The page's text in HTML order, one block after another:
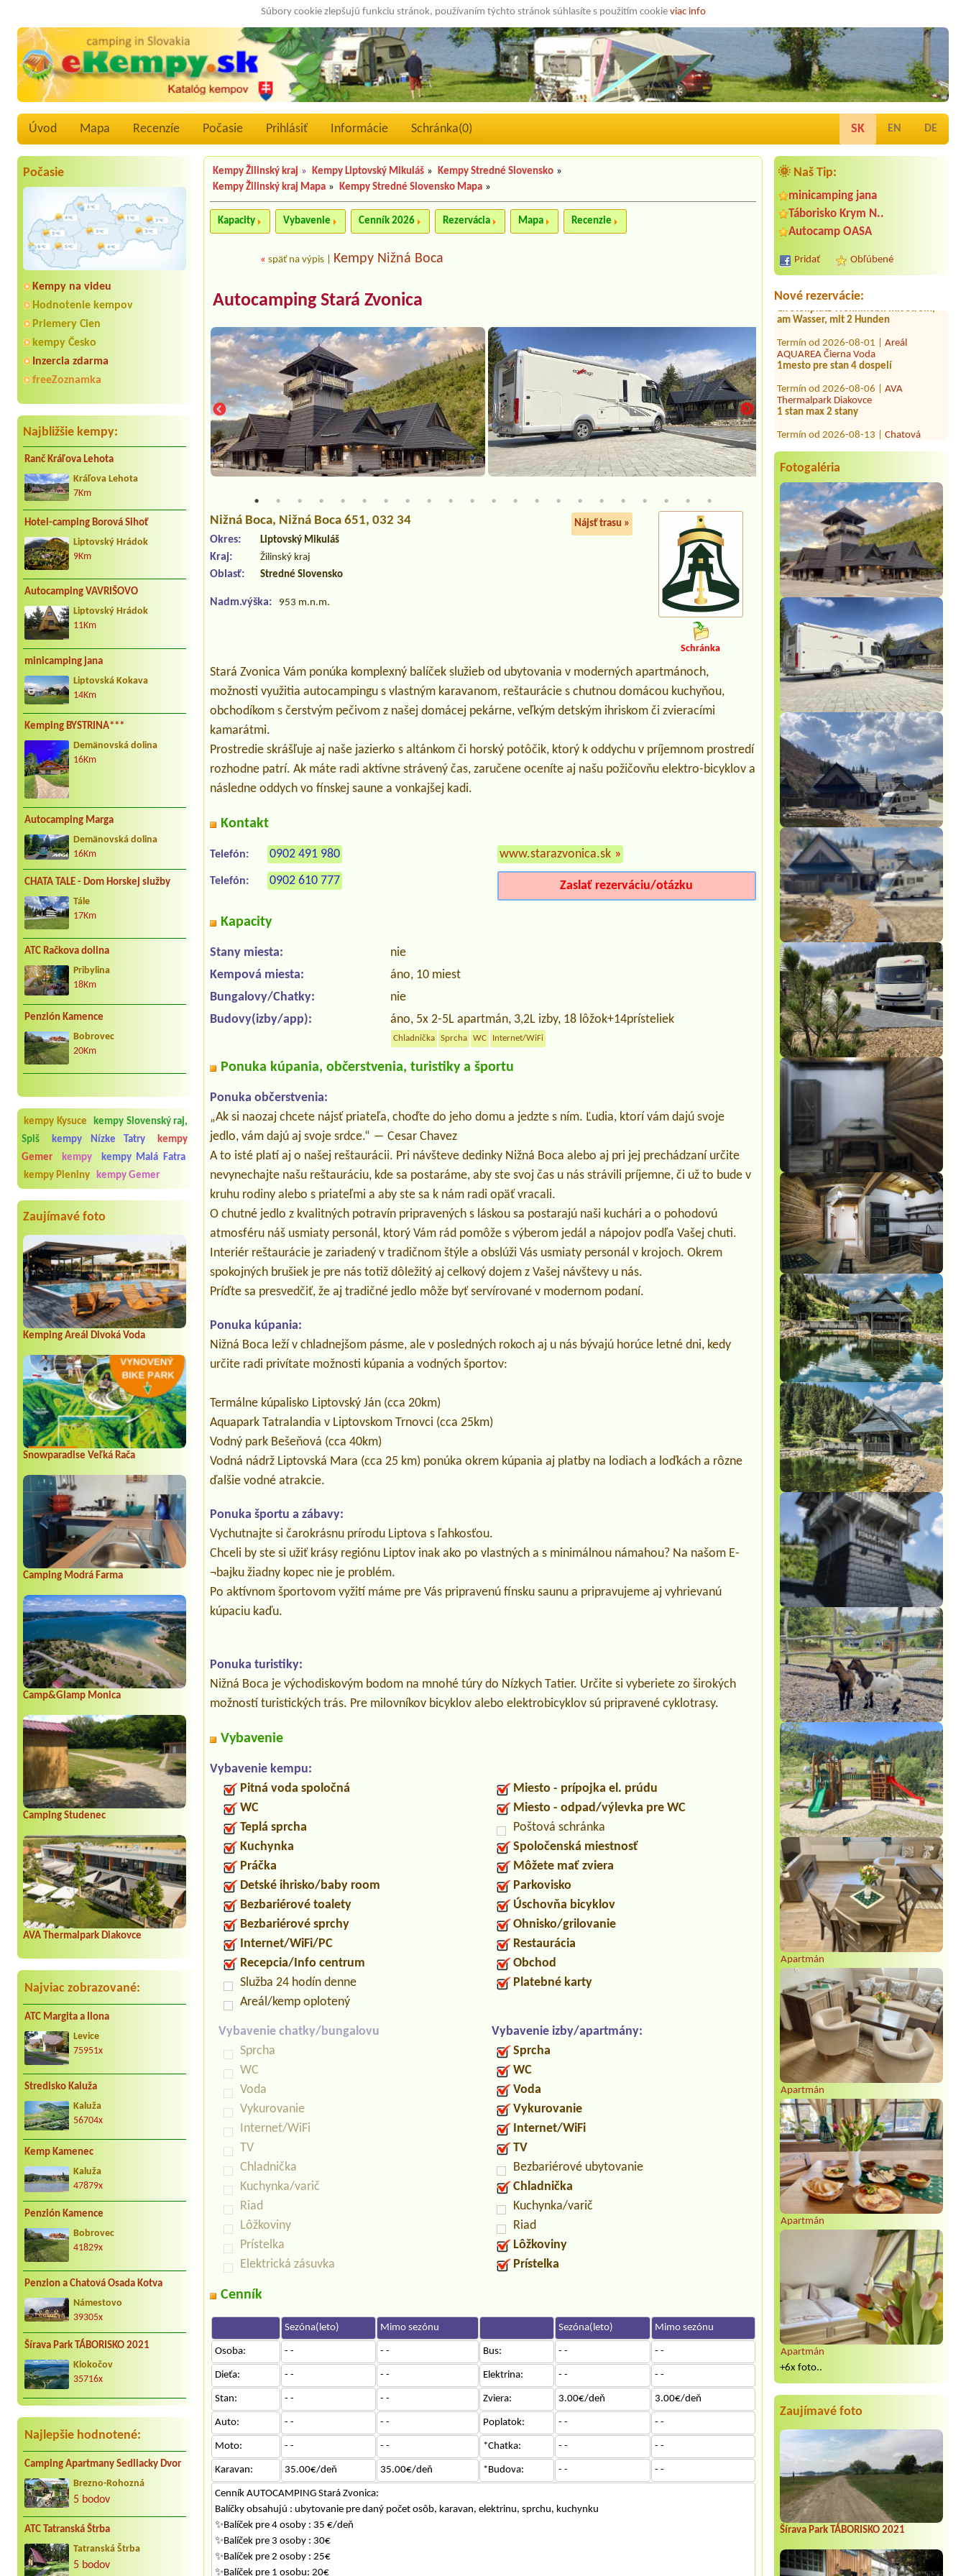
Súbory cookie zlepšujú funkciu stránok, používaním týchto stránok súhlasíte s použitím cookie viac info
Úvod Mapa Recenzíe Počasie Prihlásiť Informácie Schránka(0) SK EN DE
Počasie
Kempy na videu
Hodnotenie kempov
Priemery Cien
kempy Česko
Inzercia zdarma
freeZoznamka
Najbližšie kempy:
Ranč Kráľova Lehota
Kráľova Lehota
7Km
Hotel-camping Borová Sihoť
Liptovský Hrádok
9Km
Autocamping VAVRIŠOVO
Liptovský Hrádok
11Km
minicamping jana
Liptovská Kokava
14Km
Kemping BYSTRINA***
Demänovská dolina
16Km
Autocamping Marga
Demänovská dolina
16Km
CHATA TALE - Dom Horskej služby
Tále
17Km
ATC Račkova dolina
Pribylina
18Km
Penzión Kamence
Bobrovec
20Km
kempy Kysuce
kempy Slovenský raj,
Spiš
kempy Nízke Tatry
kempy
Gemer
kempy
kempy Malá Fatra
kempy Pieniny kempy Gemer
Zaujímavé foto
Kemping Areál Divoká Voda
Snowparadise Veľká Rača
Camping Modrá Farma
Camp&Glamp Monica
Camping Studenec
AVA Thermalpark Diakovce
Najviac zobrazované:
ATC Margita a Ilona
Levice
75951x
Stredisko Kaluža
Kaluža
56704x
Kemp Kamenec
Kaluža
47879x
Penzión Kamence
Bobrovec
41829x
Penzion a Chatová Osada Kotva
Námestovo
39305x
Šírava Park TÁBORISKO 2021
Klokočov
35716x
Najlepšie hodnotené:
Camping Apartmany Sedliacky Dvor
Brezno-Rohozná
5 bodov
ATC Tatranská Štrba
Tatranská Štrba
5 bodov
🌞 Naš Tip:
minicamping jana
Táborisko Krym N..
Autocamp OASA
Pridať Obľúbené
Nové rezervácie:
Termín od 2026-08-07 |
Hotel Dedinky, stanový tábor
1 velký stan, 4 osobyEl. Pripojka,
Termín od 2026-10-22 |
Camping Dubník - kemp 53
1x Stellplatz Wohnmobil mit Strom,
am Wasser, mit 2 Hunden
Termín od 2026-08-01 |Areál
1mesto pre stan 4 dospelí
Termín od 2026-08-06 |AVA
1 stan max 2 stany
Termín od 2026-08-13 |
1 miesto pre stan s 2 osobami
Termín od 2026-07-21 |
jana
Termín od 2026-07-25 |Areál
AQUAREA Čierna Voda
1 stan 1miesto
Termín od 2026-08-03 |CHATA TALE -
Dom Horskej služby
3-4 stany a 8 osob
Termín od 2026-07-24 |minicamping
jana
Termín od 2026-07-29 | Konibar Kemp
pod jazerom Hodruša
Fotogaléria
Apartmán
Apartmán
Apartmán
Apartmán
+6x foto..
Zaujímavé foto
Šírava Park TÁBORISKO 2021
Kempy Žilinský kraj » Kempy Liptovský Mikuláš » Kempy Stredné Slovensko »
Kempy Žilinský kraj Mapa » Kempy Stredné Slovensko Mapa »
Kapacity Vybavenie Cenník 2026 Rezervácia Mapa Recenzie
«späť na výpis Kempy Nižná Boca
Autocamping Stará Zvonica
Nižná Boca, Nižná Boca 651, 032 34 Nájsť trasu »
Okres: Liptovský Mikuláš
Kraj: Žilinský kraj
Oblasť: Stredné Slovensko
Nadm.výška: 953 m.n.m.
Schránka
Stará Zvonica Vám ponúka komplexný balíček služieb od ubytovania v moderných apartmánoch,
možnosti využitia autocampingu s vlastným karavanom, reštaurácie s chutnou domácou kuchyňou,
obchodíkom s čerstvým pečivom z našej domácej pekárne, veľkým detským ihriskom či zvieracími
kamarátmi.
Prostredie skrášľuje aj naše jazierko s altánkom či horský potôčik, ktorý k oddychu v príjemnom prostredí
rozhodne patrí. Ak máte radi aktívne strávený čas, zaručene oceníte aj našu požičovňu elektro-bicyklov a
následne oddych vo fínskej saune a vonkajšej kadi.
Kontakt
Telefón: 0902 491 980
Telefón: 0902 610 777
www.starazvonica.sk »
Zaslať rezerváciu/otázku
Kapacity
Stany miesta:
nie
Kempová miesta:
áno, 10 miest
Bungalovy/Chatky:
nie
Budovy(izby/app):
áno, 5x 2-5L apartmán, 3,2L izby, 18 lôžok+14prísteliek
Chladnička Sprcha WC Internet/WiFi
Ponuka kúpania, občerstvenia, turistiky a športu
Ponuka občerstvenia:
„Ak si naozaj chcete nájsť priateľa, choďte do jeho domu a jedzte s ním. Ľudia, ktorí vám dajú svoje
jedlo, vám dajú aj svoje srdce.“ ― Cesar Chavez
A to isté platí aj o našej reštaurácii. Pri návšteve dedinky Nižná Boca alebo aj pri jej prechádzaní určite
nevynechajte našu reštauráciu, kde sa postaráme, aby ste svoj čas u nás strávili príjemne, či už to bude v
kruhu rodiny alebo s priateľmi a aby ste sa k nám radi opäť vracali.
O chutné jedlo z kvalitných potravín pripravených s láskou sa postarajú naši kuchári a o pohodovú
atmosféru náš usmiaty personál, ktorý Vám rád pomôže s výberom jedál a nápojov podľa Vašej chuti.
Interiér reštaurácie je zariadený v tradičnom štýle a obslúži Vás usmiaty personál v krojoch. Okrem
spokojných brušiek je pre nás totiž dôležitý aj celkový dojem z Vašej návštevy u nás.
Príďte sa presvedčiť, že aj tradičné jedlo môže byť servírované v modernom podaní.
Ponuka kúpania:
Nižná Boca leží v chladnejšom pásme, ale v posledných rokoch aj u nás bývajú horúce letné dni, kedy
určite radi privítate možnosti kúpania a vodných športov:
Termálne kúpalisko Liptovský Ján (cca 20km)
Aquapark Tatralandia v Liptovskom Trnovci (cca 25km)
Vodný park Bešeňová (cca 40km)
Vodná nádrž Liptovská Mara (cca 25 km) ponúka okrem kúpania aj platby na lodiach a loďkách a rôzne
ďalšie vodné atrakcie.
Ponuka športu a zábavy:
Vychutnajte si čarokrásnu prírodu Liptova s ľahkosťou.
Chceli by ste si užiť krásy regiónu Liptov inak ako po vlastných a s minimálnou námahou? Na našom E-
¬bajku žiadny kopec nie je problém.
Po aktívnom športovom vyžití máme pre Vás pripravenú fínsku saunu a pripravujeme aj vyhrievanú
kúpaciu kaďu.
Ponuka turistiky:
Nižná Boca je východiskovým bodom na mnohé túry do Nízkych Tatier. Určite si vyberiete zo širokých
možností turistických trás. Pre milovníkov bicyklov alebo elektrobicyklov sú pripravené cyklotrasy.
Vybavenie
Vybavenie kempu:
Pitná voda spoločná
WC
Teplá sprcha
Kuchynka
Práčka
Detské ihrisko/baby room
Bezbariérové toalety
Bezbariérové sprchy
Internet/WiFi/PC
Recepcia/Info centrum
Služba 24 hodín denne
Areál/kemp oplotený
Miesto - prípojka el. prúdu
Miesto - odpad/výlevka pre WC
Poštová schránka
Spoločenská miestnosť
Môžete mať zviera
Parkovisko
Úschovňa bicyklov
Ohnisko/grilovanie
Restaurácia
Obchod
Platebné karty
Vybavenie chatky/bungalovu
Sprcha
WC
Voda
Vykurovanie
Internet/WiFi
TV
Chladnička
Kuchynka/varič
Riad
Lôžkoviny
Prístelka
Elektrická zásuvka
Vybavenie izby/apartmány:
Sprcha
WC
Voda
Vykurovanie
Internet/WiFi
TV
Bezbariérové ubytovanie
Chladnička
Kuchynka/varič
Riad
Lôžkoviny
Prístelka
Cenník
Sezóna(leto) Mimo sezónu Sezóna(leto) Mimo sezónu
Osoba: - - - - Bus: - - - -
Dieťa: - - - - Elektrina: - - - -
Stan: - - - - Zviera: 3.00€/deň 3.00€/deň
Auto: - - - - Poplatok: - - - -
Moto: - - - - *Chatka: - - - -
Karavan: 35.00€/deň 35.00€/deň *Budova: - - - -
Cenník AUTOCAMPING Stará Zvonica:
Balíčky obsahujú : ubytovanie pre daný počet osôb, karavan, elektrinu, sprchu, kuchynku
✨Balíček pre 4 osoby : 35 €/deň
✨Balíček pre 3 osoby : 30€
✨Balíček pre 2 osoby : 25€
✨Balíček pre 1 osobu: 20€